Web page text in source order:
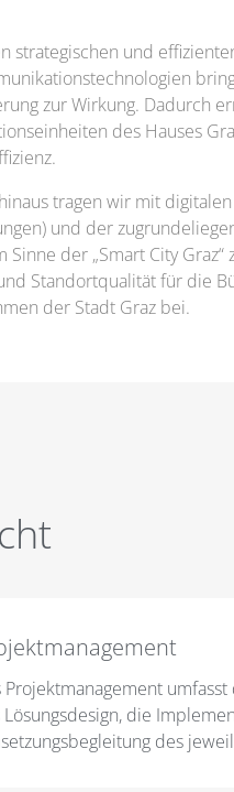
strategischen und
zur Wirkung. Dadurch
des Hauses
tragen wir mit digitalen
und der
Sinne der „Smart City
Standortqualität für die
der Stadt Graz bei.
Projektmanagement
Lösungsdesign, die
des